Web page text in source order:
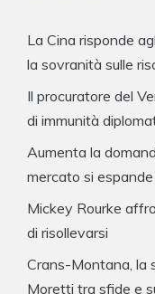
La Cina risponde
la sovranità sulle
Il procuratore del
di immunità
Aumenta la
mercato si espande
Mickey Rourke
di risollevarsi
Crans-Montana, la
Moretti tra sfide e